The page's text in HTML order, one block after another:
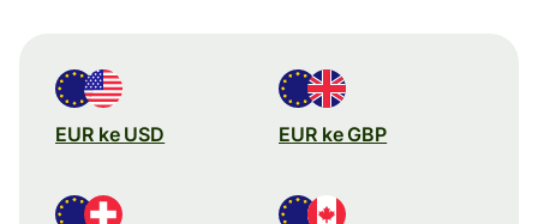
EUR ke USD EUR ke GBP